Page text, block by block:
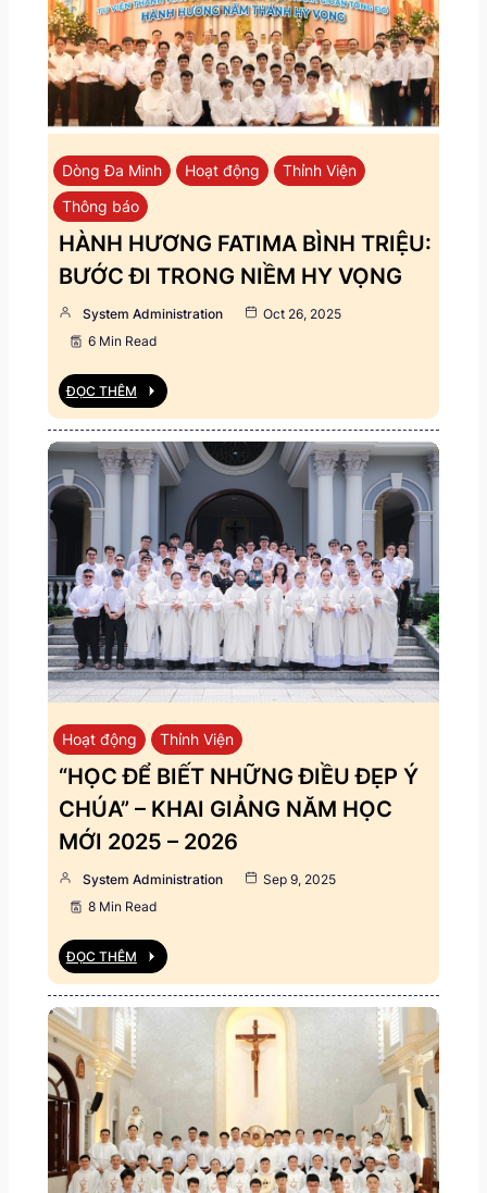
Dòng Đa Minh Hoạt động
Thỉnh Viện
Thông báo
HÀNH HƯƠNG FATIMA BÌNH TRIỆU:
BƯỚC ĐI TRONG NIỀM HY VỌNG
System Administration
Oct 26, 2025
6 Min Read
ĐỌC THÊM
Hoạt động Thỉnh Viện
“HỌC ĐỂ BIẾT NHỮNG ĐIỀU ĐẸP Ý
CHÚA” – KHAI GIẢNG NĂM HỌC
MỚI 2025 – 2026
System Administration
Sep 9, 2025
8 Min Read
ĐỌC THÊM